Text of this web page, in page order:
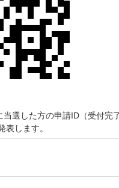
選した方の申請ID（受付完
表します。